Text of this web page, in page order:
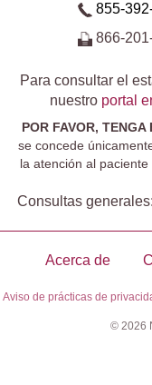
855-
866-
Para consultar el
nuestro portal
POR FAVOR, TENGA
se concede
la atención al
Consultas generales:
Acerca de
Aviso de prácticas de
© 2026